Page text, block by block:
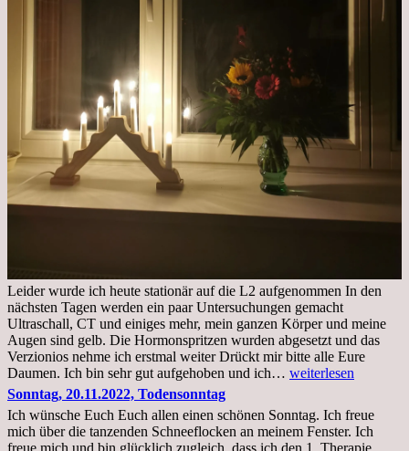
Leider wurde ich heute stationär auf die L2 aufgenommen In den
nächsten Tagen werden ein paar Untersuchungen gemacht
Ultraschall, CT und einiges mehr, mein ganzen Körper und meine
Augen sind gelb. Die Hormonspritzen wurden abgesetzt und das
Verzionios nehme ich erstmal weiter Drückt mir bitte alle Eure
Daumen. Ich bin sehr gut aufgehoben und ich… Mittwoch.
Krankenhaus
stationär
weiterlesen
Sonntag, 20.11.2022, Todensonntag
Ich wünsche Euch Euch allen einen schönen Sonntag. Ich freue
mich über die tanzenden Schneeflocken an meinem Fenster. Ich